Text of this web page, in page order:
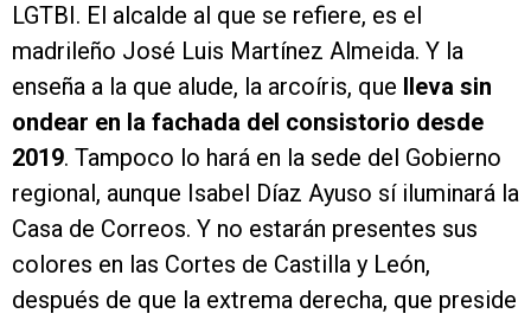
LGTBI. El alcalde al que se refiere, es el
madrileño José Luis Martínez Almeida. Y la
enseña a la que alude, la arcoíris, que lleva sin
ondear en la fachada del consistorio desde
2019. Tampoco lo hará en la sede del Gobierno
regional, aunque Isabel Díaz Ayuso sí iluminará la
Casa de Correos. Y no estarán presentes sus
colores en las Cortes de Castilla y León,
después de que la extrema derecha, que preside